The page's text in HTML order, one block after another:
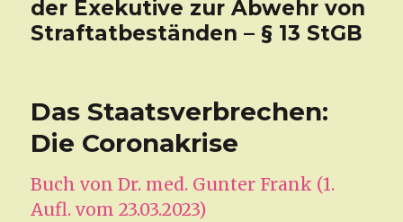
der Exekutive zur Abwehr von
Straftatbeständen – § 13 StGB
Das Staatsverbrechen:
Die Coronakrise
Buch von Dr. med. Gunter Frank (1.
Aufl. vom 23.03.2023)